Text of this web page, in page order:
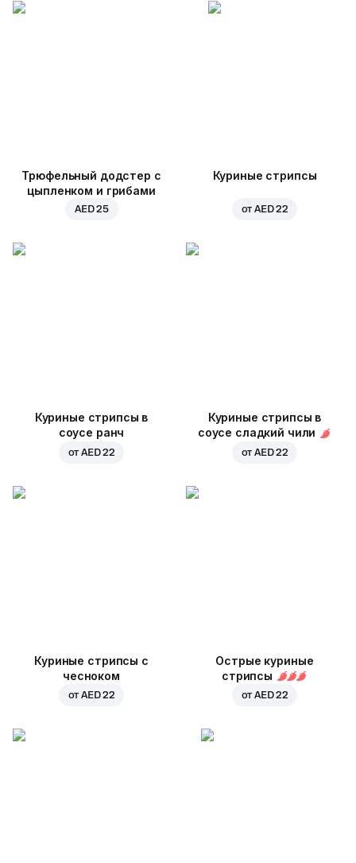
Трюфельный додстер с
цыпленком и грибами
AED 25
Куриные стрипсы
отAED 22
Куриные стрипсы в
соусе ранч
отAED 22
Куриные стрипсы в
соусе сладкий чили
отAED 22
Куриные стрипсы с
чесноком
отAED 22
Острые куриные
стрипсы
отAED 22